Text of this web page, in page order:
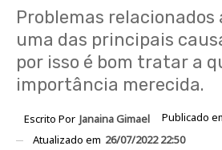
Problemas relacionados
uma das principais
por isso é bom tratar a
importância merecida.
Escrito Por Janaina Gimael Publicado
Atualizado em 26/07/2022 22:50